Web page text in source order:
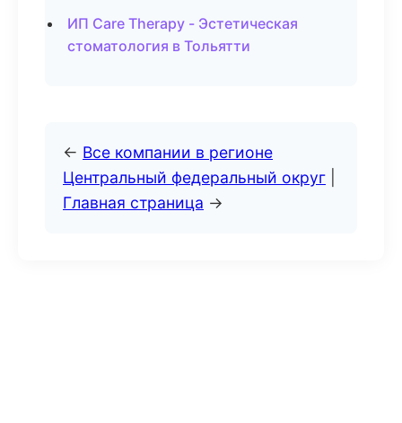
ИП Care Therapy - Эстетическая
стоматология в Тольятти
← Все компании в регионе
Центральный федеральный округ
Главная страница →